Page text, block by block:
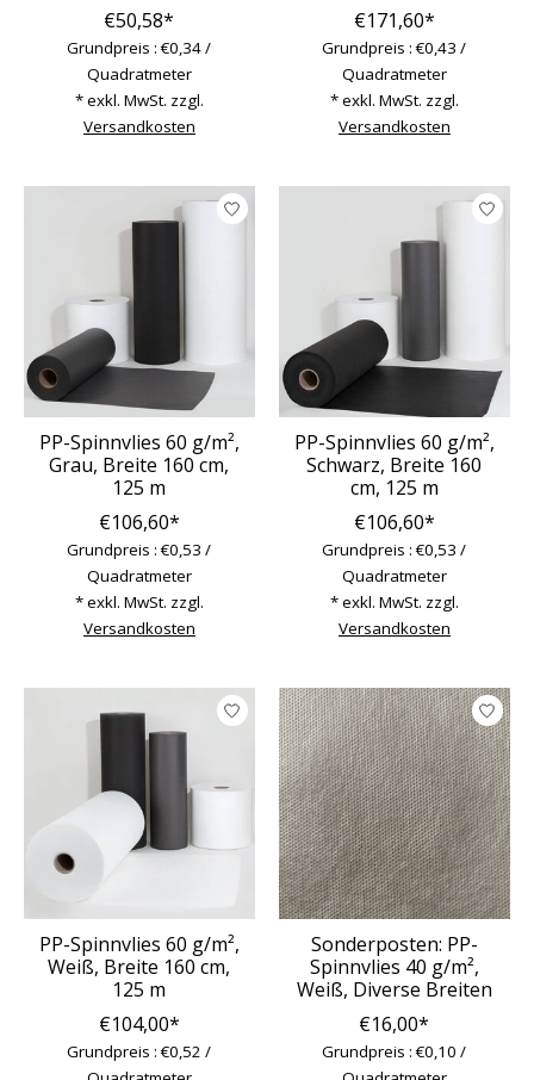
€50,58*
Grundpreis : €0,34 /
Quadratmeter
* exkl. MwSt. zzgl.
Versandkosten
€171,60*
Grundpreis : €0,43 /
Quadratmeter
* exkl. MwSt. zzgl.
Versandkosten
PP-Spinnvlies 60 g/m²,
Grau, Breite 160 cm,
125 m
€106,60*
Grundpreis : €0,53 /
Quadratmeter
* exkl. MwSt. zzgl.
Versandkosten
PP-Spinnvlies 60 g/m²,
Schwarz, Breite 160
cm, 125 m
€106,60*
Grundpreis : €0,53 /
Quadratmeter
* exkl. MwSt. zzgl.
Versandkosten
PP-Spinnvlies 60 g/m²,
Weiß, Breite 160 cm,
125 m
€104,00*
Grundpreis : €0,52 /
Sonderposten: PP-
Spinnvlies 40 g/m²,
Weiß, Diverse Breiten
€16,00*
Grundpreis : €0,10 /